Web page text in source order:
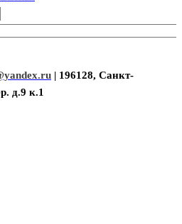
| 196128, Санкт-
д.9 к.1